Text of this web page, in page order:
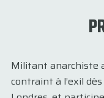
Militant anarchiste
contraint à l’exil